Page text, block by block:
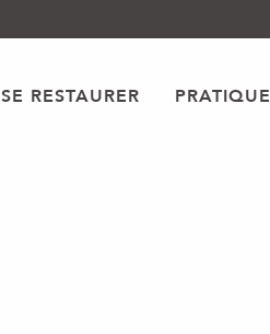
SE RESTAURER PRATIQUE